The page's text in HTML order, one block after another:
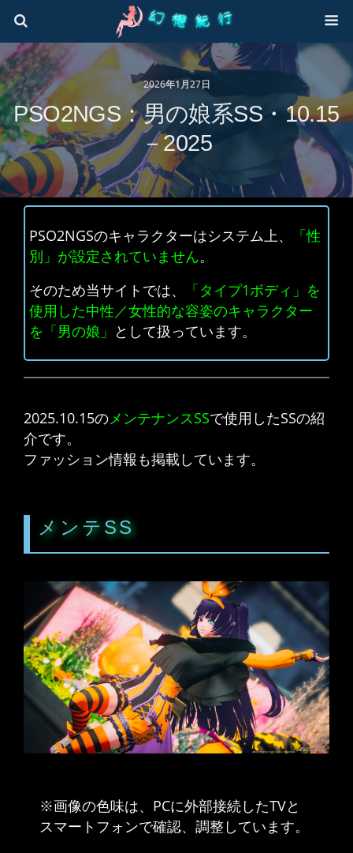
2026年1月27日
PSO2NGS：男の娘系SS・10.15
－2025
PSO2NGSのキャラクターはシステム上、
「性
別」が設定されていません。
そのため当サイトでは、
「タイプ1ボディ」を
使用した中性／女性的な容姿のキャラクター
を「男の娘」 として扱っています。
2025.10.15のメンテナンスSSで使用したSSの紹
介です。
ファッション情報も掲載しています。
メンテSS
※画像の色味は、PCに外部接続したTVと
スマートフォンで確認、調整しています。